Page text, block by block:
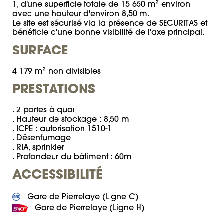
1, d'une superficie totale de 15 650 m² environ
avec une hauteur d'environ 8,50 m.
Le site est sécurisé via la présence de SECURITAS et
bénéficie d'une bonne visibilité de l'axe principal.
SURFACE
4 179 m² non divisibles
PRESTATIONS
. 2 portes à quai
. Hauteur de stockage : 8,50 m
. ICPE : autorisation 1510-1
. Désenfumage
. RIA, sprinkler
. Profondeur du bâtiment : 60m
ACCESSIBILITÉ